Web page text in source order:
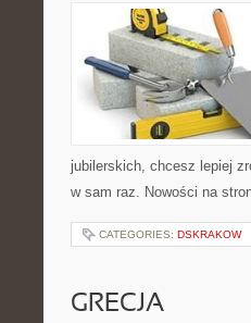
jubilerskich, chcesz lepiej
w sam raz. Nowości na
CATEGORIES: DSKRAKOW
GRECJA